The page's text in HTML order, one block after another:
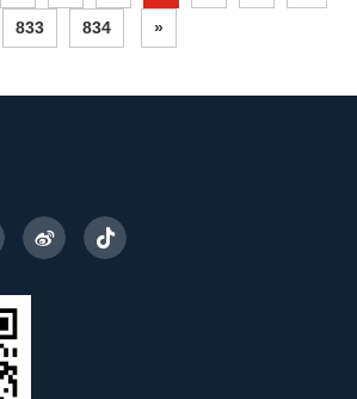
833 834 »